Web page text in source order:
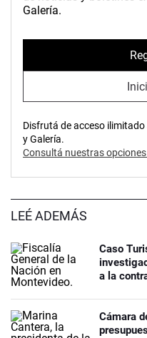
Galería.
Disfrutá de acceso
y Galería.
Consultá nuestras
LEÉ ADEMÁS
Caso
a la
Cámara